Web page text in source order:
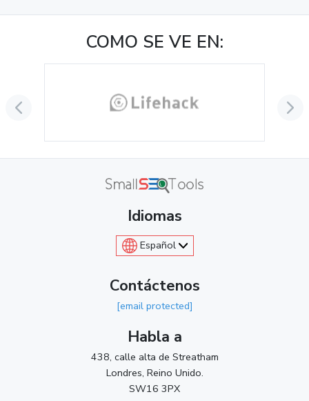
COMO SE VE EN:
Idiomas
Español
Contáctenos
[email protected]
Habla a
438, calle alta de Streatham
Londres, Reino Unido.
SW16 3PX